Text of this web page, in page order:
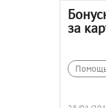
за